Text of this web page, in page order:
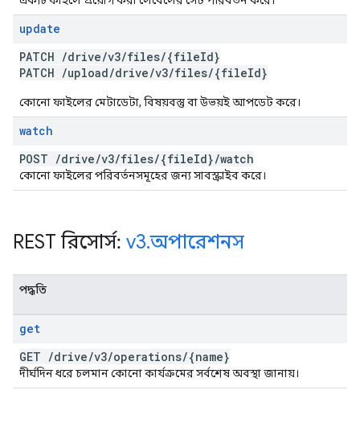
update
PATCH /drive/v3/files/{fileId}
PATCH /upload/drive/v3/files/{fileId}
কোনো ফাইলের মেটাডেটা, বিষয়বস্তু বা উভয়ই আপডেট করে।
watch
POST /drive/v3/files/{fileId}/watch
কোনো ফাইলের পরিবর্তনসমূহের জন্য সাবস্ক্রাইব করে।
REST রিসোর্স: v3.অপারেশনস
পদ্ধতি
get
GET /drive/v3/operations/{name}
দীর্ঘদিন ধরে চলমান কোনো কার্যক্রমের সর্বশেষ অবস্থা জানায়।